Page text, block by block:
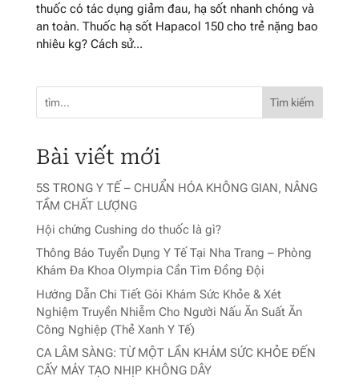
thuốc có tác dụng giảm đau, hạ sốt nhanh chóng và
an toàn. Thuốc hạ sốt Hapacol 150 cho trẻ nặng bao
nhiêu kg? Cách sử...
Tìm kiếm
Bài viết mới
5S TRONG Y TẾ – CHUẨN HÓA KHÔNG GIAN, NÂNG
TẦM CHẤT LƯỢNG
Hội chứng Cushing do thuốc là gì?
Thông Báo Tuyển Dụng Y Tế Tại Nha Trang – Phòng
Khám Đa Khoa Olympia Cần Tìm Đồng Đội
Hướng Dẫn Chi Tiết Gói Khám Sức Khỏe & Xét
Nghiệm Truyền Nhiễm Cho Người Nấu Ăn Suất Ăn
Công Nghiệp (Thẻ Xanh Y Tế)
CA LÂM SÀNG: TỪ MỘT LẦN KHÁM SỨC KHỎE ĐẾN
CẤY MÁY TẠO NHỊP KHÔNG DÂY